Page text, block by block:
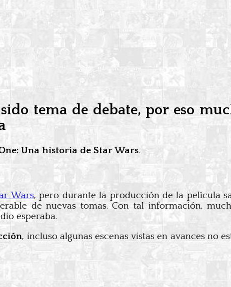
tema de debate, por eso
Una historia de Star Wars.
Wars, pero durante la producción de la película
de nuevas tomas. Con tal información,
esperaba.
, incluso algunas escenas vistas en avances no